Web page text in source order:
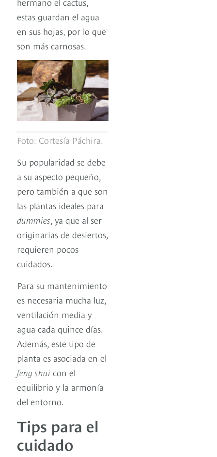
estas guardan el agua
en sus hojas, por lo que
son más carnosas.
Foto: Cortesía Páchira.
Su popularidad se debe
a su aspecto pequeño,
pero también a que son
las plantas ideales para
dummies, ya que al ser
originarias de desiertos,
requieren pocos
cuidados.
Para su mantenimiento
es necesaria mucha luz,
ventilación media y
agua cada quince días.
Además, este tipo de
planta es asociada en el
feng shui con el
equilibrio y la armonía
del entorno.
Tips para el
cuidado